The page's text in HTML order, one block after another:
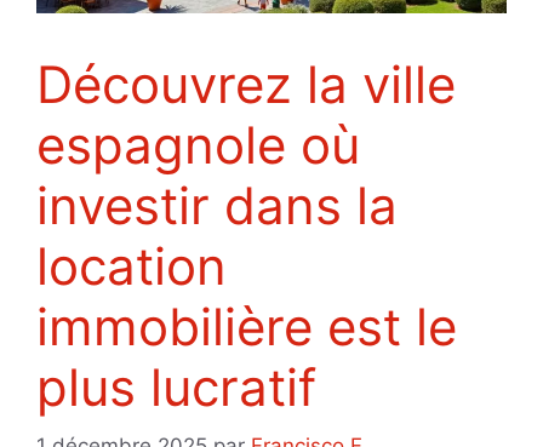
Découvrez la ville
espagnole où
investir dans la
location
immobilière est le
plus lucratif